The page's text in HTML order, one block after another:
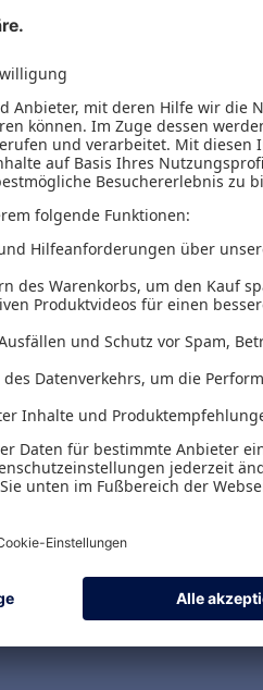
movement and at
commitment of all
their trust in
strategic issues
lateral leadership
clarity as a leader.
perspectives
Game Board